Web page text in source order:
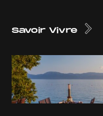
Savoir Vivre